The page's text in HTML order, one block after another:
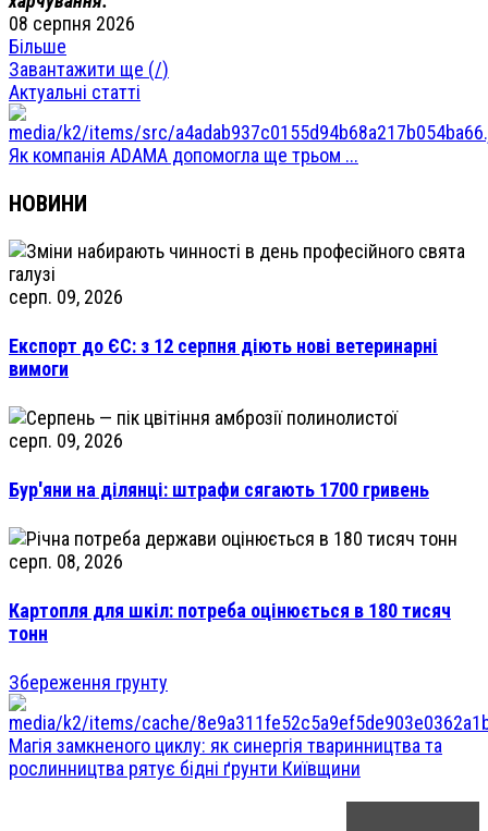
08 серпня 2026
Більше
Завантажити ще (/)
Актуальні статті
Як компанія ADAMA допомогла ще трьом ...
НОВИНИ
серп. 09, 2026
Експорт до ЄС: з 12 серпня діють нові ветеринарні
вимоги
серп. 09, 2026
Бур'яни на ділянці: штрафи сягають 1700 гривень
серп. 08, 2026
Картопля для шкіл: потреба оцінюється в 180 тисяч
тонн
Збереження грунту
Магія замкненого циклу: як синергія тваринництва та
рослинництва рятує бідні ґрунти Київщини